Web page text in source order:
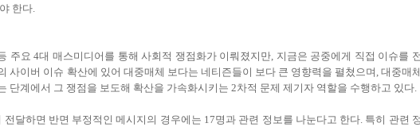
한다.
주요 4대 매스미디어를 통해 사회적 쟁점화가 이뤄졌지만, 지금은 공중에게 직접 이슈를 전
사이버 이슈 확산에 있어 대중매체 보다는 네티즌들이 보다 큰 영향력을 펼쳤으며, 대중매체
단계에서 그 쟁점을 보도해 확산을 가속화시키는 2차적 문제 제기자 역할을 수행하고 있다.
달하면 반면 부정적인 메시지의 경우에는 17명과 관련 정보를 나눈다고 한다. 특히 관련 정